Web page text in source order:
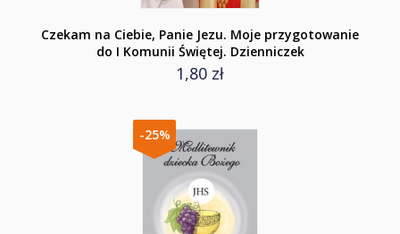
Czekam na Ciebie, Panie Jezu. Moje przygotowanie
do I Komunii Świętej. Dzienniczek
1,80 zł
-25%